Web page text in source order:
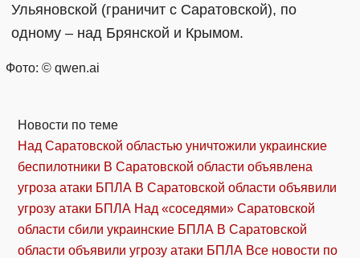
Ульяновской (граничит с Саратовской), по
одному – над Брянской и Крымом.
Фото: © qwen.ai
Новости по теме
Над Саратовской областью уничтожили украинские
беспилотники В Саратовской области объявлена
угроза атаки БПЛА В Саратовской области объявили
угрозу атаки БПЛА Над «соседями» Саратовской
области сбили украинские БПЛА В Саратовской
области объявили угрозу атаки БПЛА Все новости по